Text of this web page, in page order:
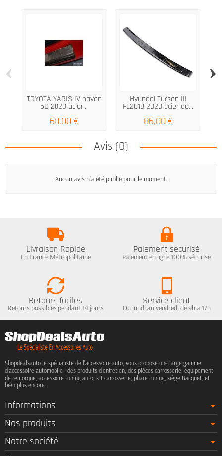
TOYOTA YARIS IV hayon
5D 2020 acier...
68,00 €
Hyundai Tucson III
FL2018 2020 acier de...
86,00 €
‹ ›
Avis (0)
Aucun avis n'a été publié pour le moment.
Livraison Rapide
En France Métropolitaine
Paiement sécurisé
Paiement en ligne 100% sécurisé
Retours faciles
Retours possibles pendant 14 jours
Service client
Du lundi au vendredi de 9h à 17h
Shopdealsauto le spécialiste de l'accessoire auto, vous propose une large gamme
d'accessoire automobile : des produits d'entretien, des pièces carrosserie, équipement
de remorque, accessoire tuning auto, kit carrosserie, phare tuning, siège Bacquet, et
bien plus encore.
Informations
Nos produits
Notre société